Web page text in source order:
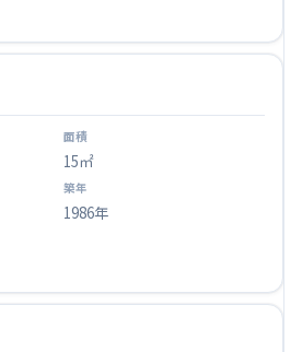
15㎡
1986年